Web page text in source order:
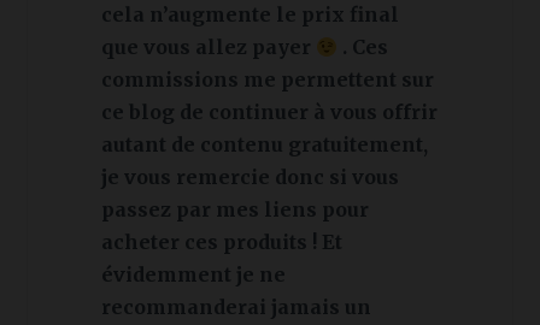
cela n’augmente le prix final
que vous allez payer
. Ces
commissions me permettent sur
ce blog de continuer à vous offrir
autant de contenu gratuitement,
je vous remercie donc si vous
passez par mes liens pour
acheter ces produits ! Et
évidemment je ne
recommanderai jamais un